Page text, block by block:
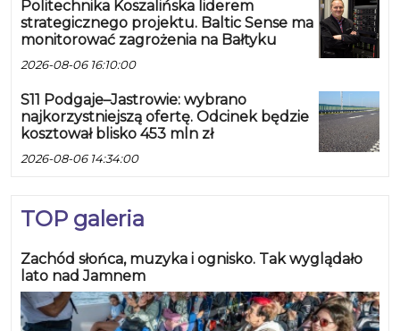
Politechnika Koszalińska liderem
strategicznego projektu. Baltic Sense ma
monitorować zagrożenia na Bałtyku
2026-08-06 16:10:00
S11 Podgaje–Jastrowie: wybrano
najkorzystniejszą ofertę. Odcinek będzie
kosztował blisko 453 mln zł
2026-08-06 14:34:00
TOP galeria
Zachód słońca, muzyka i ognisko. Tak wyglądało
lato nad Jamnem